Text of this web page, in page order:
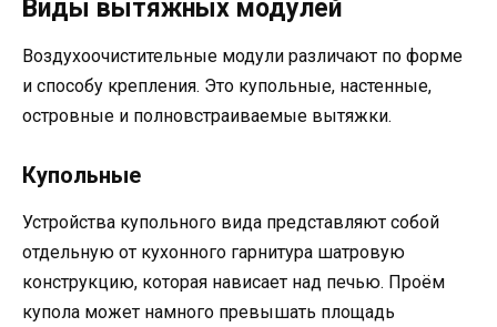
Виды вытяжных модулей
Воздухоочистительные модули различают по форме
и способу крепления. Это купольные, настенные,
островные и полновстраиваемые вытяжки.
Купольные
Устройства купольного вида представляют собой
отдельную от кухонного гарнитура шатровую
конструкцию, которая нависает над печью. Проём
купола может намного превышать площадь